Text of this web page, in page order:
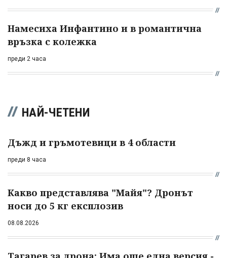
Намесиха Инфантино и в романтична
връзка с колежка
преди 2 часа
НАЙ-ЧЕТЕНИ
Дъжд и гръмотевици в 4 области
преди 8 часа
Какво представлява "Майя"? Дронът
носи до 5 кг експлозив
08.08.2026